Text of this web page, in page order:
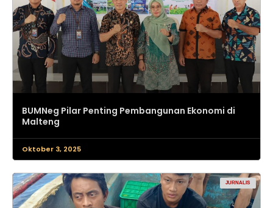
BUMNeg Pilar Penting Pembangunan Ekonomi di
Malteng
Oktober 3, 2025
JURNALIS